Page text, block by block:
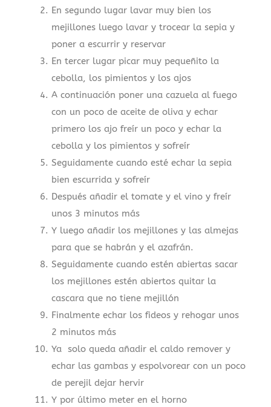
En segundo lugar lavar muy bien los
mejillones luego lavar y trocear la sepia y
poner a escurrir y reservar
En tercer lugar picar muy pequeñito la
cebolla, los pimientos y los ajos
A continuación poner una cazuela al fuego
con un poco de aceite de oliva y echar
primero los ajo freír un poco y echar la
cebolla y los pimientos y sofreír
Seguidamente cuando esté echar la sepia
bien escurrida y sofreír
Después añadir el tomate y el vino y freír
unos 3 minutos más
Y luego añadir los mejillones y las almejas
para que se habrán y el azafrán.
Seguidamente cuando estén abiertas sacar
los mejillones estén abiertos quitar la
cascara que no tiene mejillón
Finalmente echar los fideos y rehogar unos
2 minutos más
Ya solo queda añadir el caldo remover y
echar las gambas y espolvorear con un poco
de perejil dejar hervir
Y por último meter en el horno